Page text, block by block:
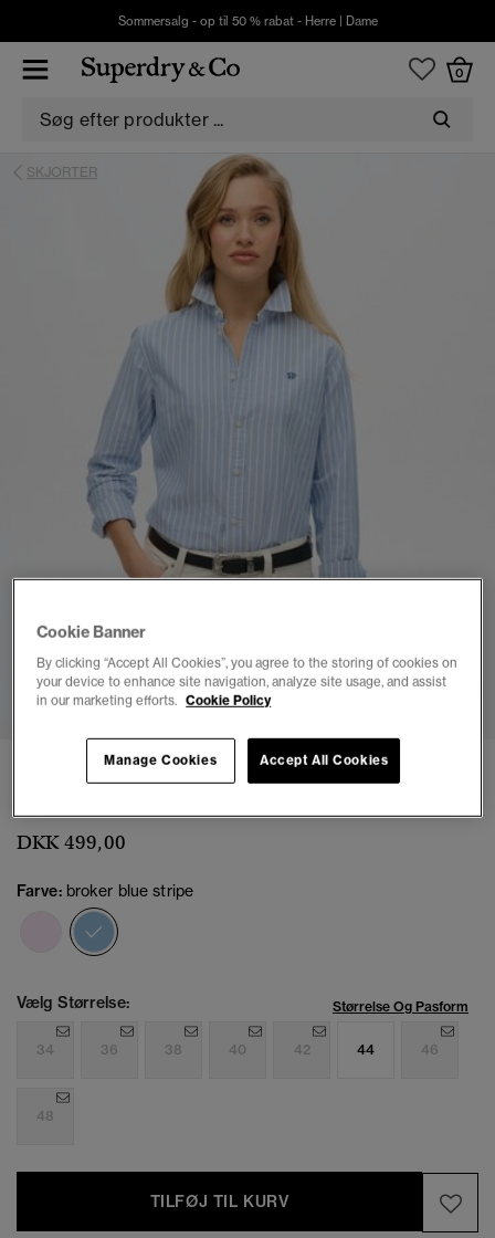
Sommersalg - op til 50 % rabat - Herre| Dame
0
SKJORTER
1 2 3 4 5 6
Tætsiddende Oxford skjorte med lange ærmer
DKK 499,00
Farve: broker blue stripe
Vælg Størrelse: Størrelse Og Pasform
34 36 38 40 42 44 46
48
TILFØJ TIL KURV
Cookie Banner
By clicking “Accept All Cookies”, you agree to the storing of cookies on
your device to enhance site navigation, analyze site usage, and assist
in our marketing efforts. Cookie Policy
Accept All Cookies
Manage Cookies